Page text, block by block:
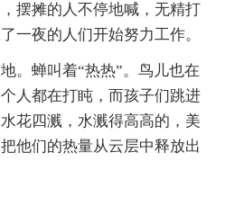
摆摊的人不停地喊，无精打
一夜的人们开始努力工作。
。蝉叫着“热热”。鸟儿也在
人都在打盹，而孩子们跳进
花四溅，水溅得高高的，美
他们的热量从云层中释放出